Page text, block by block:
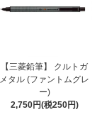
【三菱鉛筆】 クルトガ
メタル (ファントムグレ
ー)
2,750円(税250円)